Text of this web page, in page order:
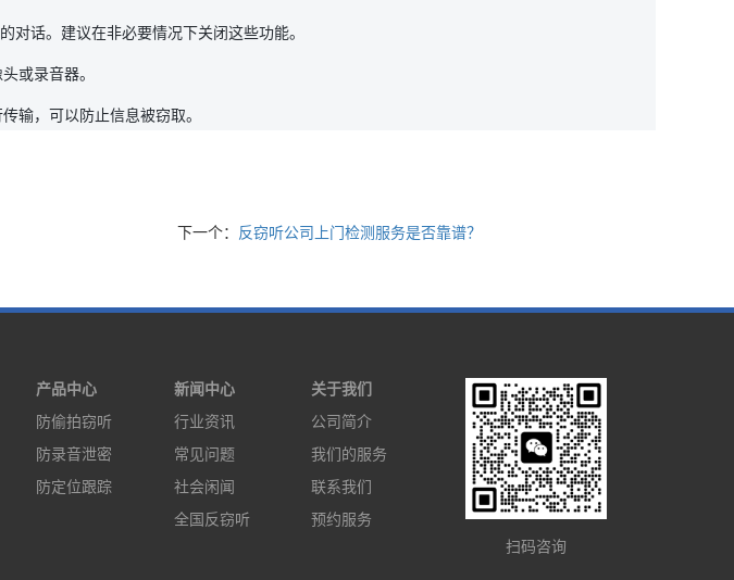
话。建议在非必要情况下关闭这些功能。
或录音器。
输，可以防止信息被窃取。
下一个： 反窃听公司上门检测服务是否靠谱？
产品中心
防偷拍窃听
防录音泄密
防定位跟踪
新闻中心
行业资讯
常见问题
社会闲闻
全国反窃听
关于我们
公司简介
我们的服务
联系我们
预约服务
扫码咨询